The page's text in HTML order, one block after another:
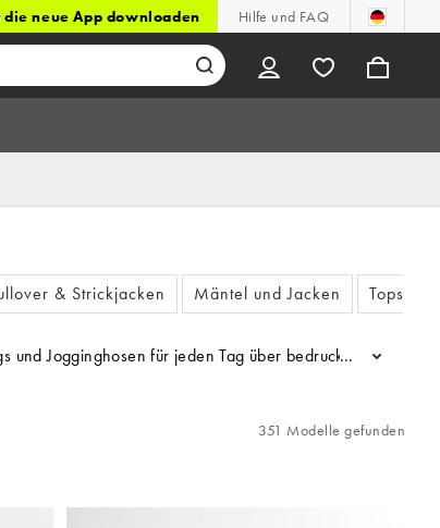
die neue App downloaden Hilfe und FAQ
& Strickjacken Mäntel und Jacken
Jogginghosen für jeden Tag über bedruckte
...
351 Modelle gefunden